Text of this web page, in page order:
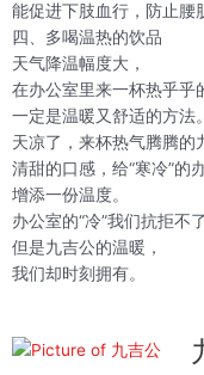
能促进下肢血行，防止腰
四、多喝温热的饮品
天气降温幅度大，
在办公室里来一杯热乎乎
一定是温暖又舒适的方法。
天凉了，来杯热气腾腾的
清甜的口感，给“寒冷”的
增添一份温度。
办公室的“冷”我们抗拒不
但是九吉公的温暖，
我们却时刻拥有。